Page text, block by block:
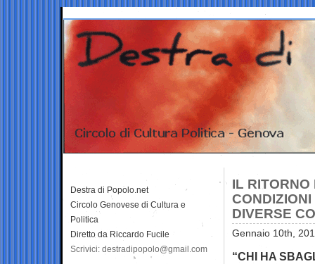
IL
DIVERSE
Gennaio 10th,
“CHI HA
Destra di Popolo.net
Circolo Genovese di Cultura e
Politica
Diretto da Riccardo Fucile
Scrivici: destradipopolo@gmail.com